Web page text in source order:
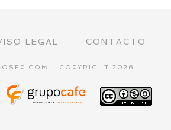
LEGAL CONTACTO
- COPYRIGHT 2026